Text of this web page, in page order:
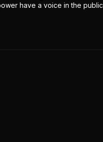
have a voice in the